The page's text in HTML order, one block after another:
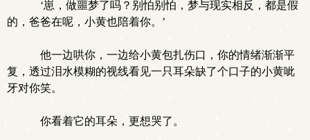
‘崽，做噩梦了吗？别怕别怕，梦与现实相反，都是假
的，爸爸在呢，小黄也陪着你。’
他一边哄你，一边给小黄包扎伤口，你的情绪渐渐平
复，透过泪水模糊的视线看见一只耳朵缺了个口子的小黄呲
牙对你笑。
你看着它的耳朵，更想哭了。